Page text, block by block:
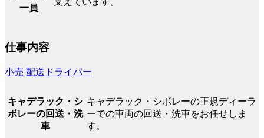
一員
仕事内容
小売 配送ドライバー
キャデラック・シ
ボレーの回送・洗
車
キャデラック・シボレーの正規ディーラ
ーでの車両の回送・洗車をお任せしま
す。